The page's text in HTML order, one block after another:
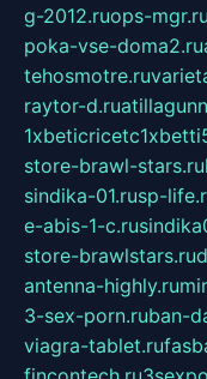
g-2012.ruops-mgr.ru
poka-vse-doma2.ru
tehosmotre.ru
raytor-d.ru
store-brawl-stars.ru
sindika-01.rusp-
e-abis-1-c.ru
store-brawlstars.ru
antenna-highly.ru
3-sex-porn.ruban-
viagra-tablet.ru